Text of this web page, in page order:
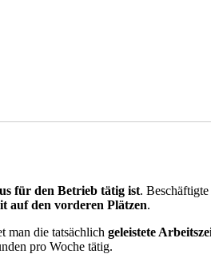
für den Betrieb tätig ist.
auf den vorderen Plätzen.
man die tatsächlich geleistete
pro Woche tätig.